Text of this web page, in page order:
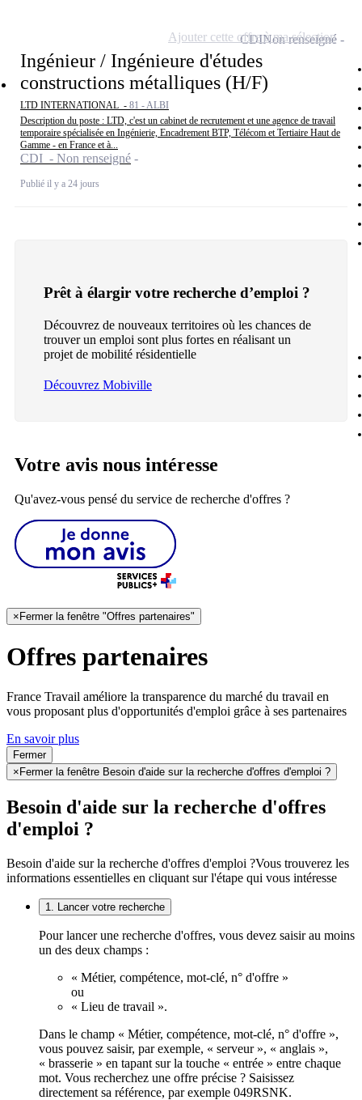
Ingénieur / Ingénieure d'études
constructions métalliques (H/F)
LTD INTERNATIONAL - 81 - ALBI
Description du poste : LTD, c'est un cabinet de recrutement et une agence de travail
temporaire spécialisée en Ingénierie, Encadrement BTP, Télécom et Tertiaire Haut de
Gamme - en France et à...
CDI - Non renseigné
Publié il y a 24 jours
CDINon renseigné
Ajouter cette offre à ma sélection
Prêt à élargir votre recherche d’emploi ?
Découvrez de nouveaux territoires où les chances de
trouver un emploi sont plus fortes en réalisant un
projet de mobilité résidentielle
Découvrez Mobiville
Votre avis nous intéresse
Qu'avez-vous pensé du service de recherche d'offres ?
× Fermer la fenêtre "Offres partenaires"
Offres partenaires
France Travail améliore la transparence du marché du travail en
vous proposant plus d'opportunités d'emploi grâce à ses partenaires
En savoir plus
Fermer
× Fermer la fenêtre Besoin d'aide sur la recherche d'offres d'emploi ?
Besoin d'aide sur la recherche d'offres
d'emploi ?
Besoin d'aide sur la recherche d'offres d'emploi ?Vous trouverez les
informations essentielles en cliquant sur l'étape qui vous intéresse
1. Lancer votre recherche
Pour lancer une recherche d'offres, vous devez saisir au moins
un des deux champs :
« Métier, compétence, mot-clé, n° d'offre »
ou
« Lieu de travail ».
Dans le champ « Métier, compétence, mot-clé, n° d'offre »,
vous pouvez saisir, par exemple, « serveur », « anglais »,
« brasserie » en tapant sur la touche « entrée » entre chaque
mot. Vous recherchez une offre précise ? Saisissez
directement sa référence, par exemple 049RSNK.